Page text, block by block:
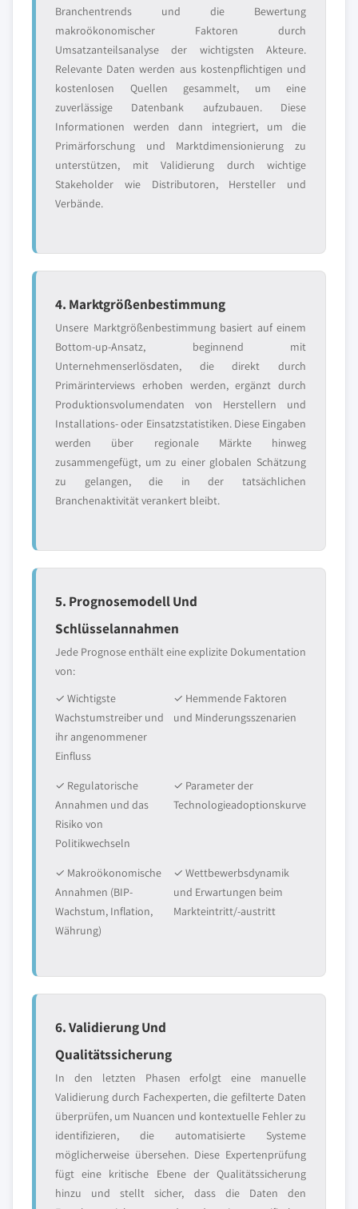
Branchentrends und die Bewertung
makroökonomischer Faktoren durch
Umsatzanteilsanalyse der wichtigsten Akteure.
Relevante Daten werden aus kostenpflichtigen und
kostenlosen Quellen gesammelt, um eine
zuverlässige Datenbank aufzubauen. Diese
Informationen werden dann integriert, um die
Primärforschung und Marktdimensionierung zu
unterstützen, mit Validierung durch wichtige
Stakeholder wie Distributoren, Hersteller und
Verbände.
4. Marktgrößenbestimmung
Unsere Marktgrößenbestimmung basiert auf einem
Bottom-up-Ansatz, beginnend mit
Unternehmenserlösdaten, die direkt durch
Primärinterviews erhoben werden, ergänzt durch
Produktionsvolumendaten von Herstellern und
Installations- oder Einsatzstatistiken. Diese Eingaben
werden über regionale Märkte hinweg
zusammengefügt, um zu einer globalen Schätzung
zu gelangen, die in der tatsächlichen
Branchenaktivität verankert bleibt.
5. Prognosemodell Und
Schlüsselannahmen
Jede Prognose enthält eine explizite Dokumentation
von:
✓ Wichtigste
Wachstumstreiber und
ihr angenommener
Einfluss
✓ Hemmende Faktoren
und Minderungsszenarien
✓ Regulatorische
Annahmen und das
Risiko von
Politikwechseln
✓ Parameter der
Technologieadoptionskurve
✓ Makroökonomische
Annahmen (BIP-
Wachstum, Inflation,
Währung)
✓ Wettbewerbsdynamik
und Erwartungen beim
Markteintritt/-austritt
6. Validierung Und
Qualitätssicherung
In den letzten Phasen erfolgt eine manuelle
Validierung durch Fachexperten, die gefilterte Daten
überprüfen, um Nuancen und kontextuelle Fehler zu
identifizieren, die automatisierte Systeme
möglicherweise übersehen. Diese Expertenprüfung
fügt eine kritische Ebene der Qualitätssicherung
hinzu und stellt sicher, dass die Daten den